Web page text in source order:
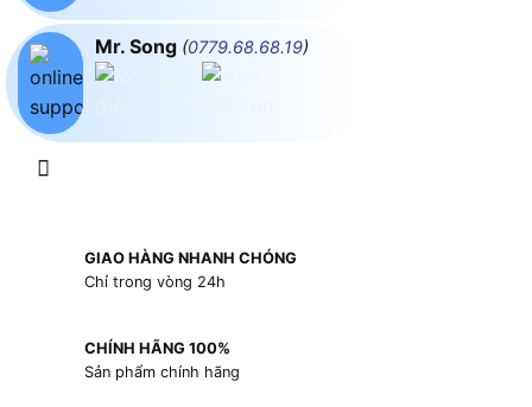
Mr. Song (0779.68.68.19)
GIAO HÀNG NHANH CHÓNG
Chỉ trong vòng 24h
CHÍNH HÃNG 100%
Sản phẩm chính hãng